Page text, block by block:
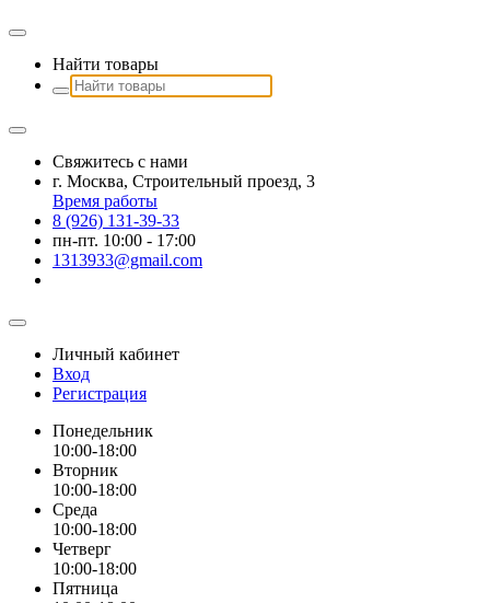
Найти товары
Свяжитесь с нами
г. Москва, Строительный проезд, 3
Время работы
8 (926) 131-39-33
пн-пт. 10:00 - 17:00
1313933@gmail.com
Личный кабинет
Вход
Регистрация
Понедельник
10:00-18:00
Вторник
10:00-18:00
Среда
10:00-18:00
Четверг
10:00-18:00
Пятница